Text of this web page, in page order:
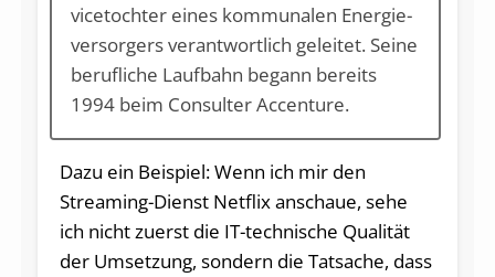
vice­toch­ter ei­nes kom­mu­na­len En­er­gie­
ver­sor­gers ver­ant­wort­lich ge­lei­tet. Sei­ne
be­ruf­li­che Lauf­bahn be­gann be­reits
1994 beim Con­sul­ter Ac­cen­ture.
Dazu ein Beispiel: Wenn ich mir den
Streaming-Dienst Netflix anschaue, sehe
ich nicht zuerst die IT-technische Qualität
der Umsetzung, sondern die Tatsache, dass